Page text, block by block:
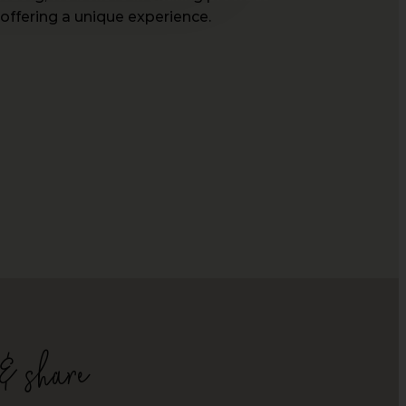
a unique experience.
share